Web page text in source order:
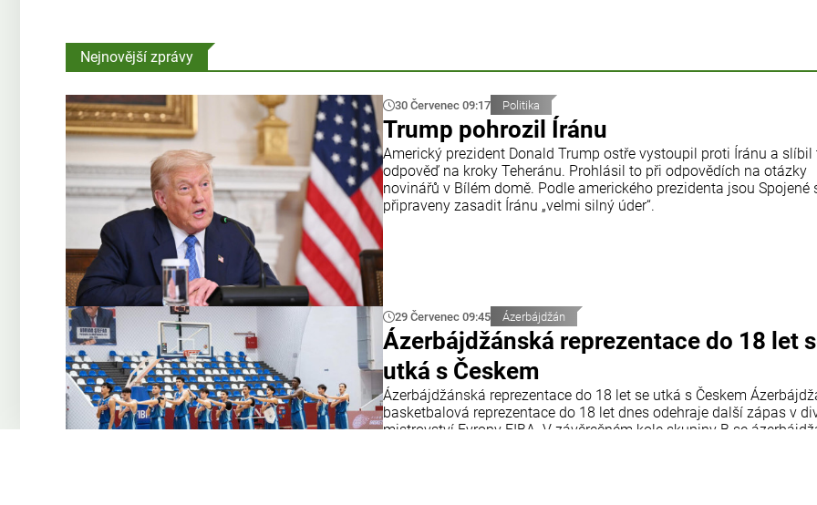
Nejnovější zprávy
30 Červenec 09:17 Politika
Trump pohrozil Íránu
Americký prezident Donald Trump ostře vystoupil proti Íránu a slíbil
odpověď na kroky Teheránu. Prohlásil to při odpovědích na otázky
novinářů v Bílém domě. Podle amerického prezidenta jsou Spojené
připraveny zasadit Íránu „velmi silný úder“.
29 Červenec 09:45 Ázerbájdžán
Ázerbájdžánská reprezentace do 18 let
utká s Českem
Ázerbájdžánská reprezentace do 18 let se utká s Českem
basketbalová reprezentace do 18 let dnes odehraje další zápas v
mistrovství Evropy FIBA. V závěrečném kole skupiny B se